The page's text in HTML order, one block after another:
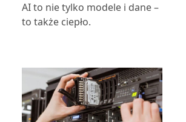
AI to nie tylko modele i dane –
to także ciepło.